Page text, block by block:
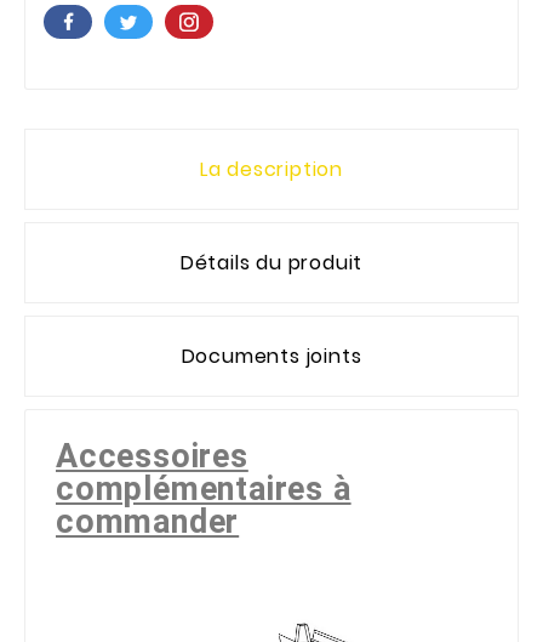
La description
Détails du produit
Documents joints
Accessoires
complémentaires à
commander